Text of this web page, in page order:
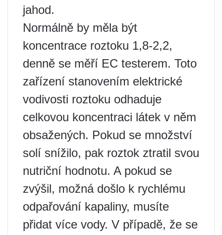
jahod.
Normálně by měla být
koncentrace roztoku 1,8-2,2,
denně se měří EC testerem. Toto
zařízení stanovením elektrické
vodivosti roztoku odhaduje
celkovou koncentraci látek v něm
obsažených. Pokud se množství
solí snížilo, pak roztok ztratil svou
nutriční hodnotu. A pokud se
zvýšil, možná došlo k rychlému
odpařování kapaliny, musíte
přidat více vody. V případě, že se